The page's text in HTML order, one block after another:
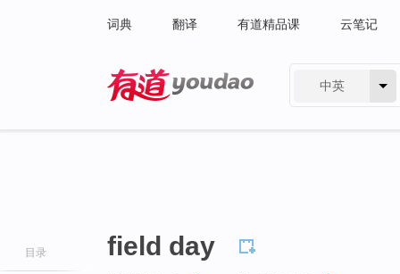
词典 翻译 有道精品课 云笔记
中英
目录 field day